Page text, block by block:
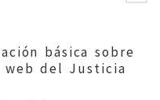
básica sobre
web del Justicia